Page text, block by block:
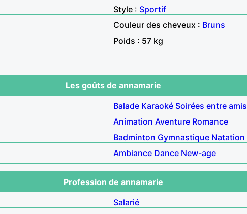
Style : Sportif
Couleur des cheveux : Bruns
Poids : 57 kg
Les goûts de annamarie
Balade Karaoké Soirées entre amis
Animation Aventure Romance
Badminton Gymnastique Natation
Ambiance Dance New-age
Profession de annamarie
Salarié